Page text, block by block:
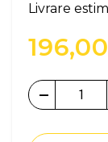
Livrare
196,00
-